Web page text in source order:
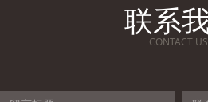
联系
CONTACT US